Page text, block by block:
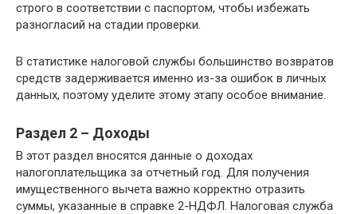
строго в соответствии с паспортом, чтобы избежать
разногласий на стадии проверки.
В статистике налоговой службы большинство возвратов
средств задерживается именно из-за ошибок в личных
данных, поэтому уделите этому этапу особое внимание.
Раздел 2 – Доходы
В этот раздел вносятся данные о доходах
налогоплательщика за отчетный год. Для получения
имущественного вычета важно корректно отразить
суммы, указанные в справке 2-НДФЛ. Налоговая служба